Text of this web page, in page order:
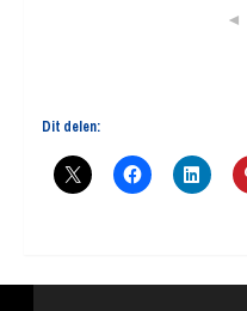
◄
Dit delen: